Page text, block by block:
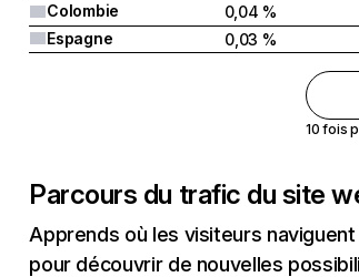
Colombie
0,04 %
Espagne
0,03 %
10 fois
Parcours du trafic du site
Apprends où les visiteurs
pour découvrir de nouvelles